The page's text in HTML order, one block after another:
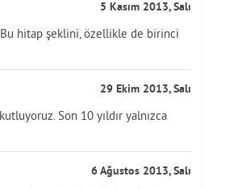
5 Kasım 2013, Salı
hitap şeklini, özellikle de birinci
29 Ekim 2013, Salı
Son 10 yıldır yalnızca
6 Ağustos 2013, Salı